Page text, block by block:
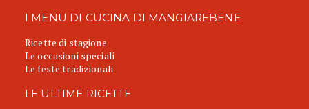
I MENU DI CUCINA DI MANGIAREBENE
Ricette di stagione
Le occasioni speciali
Le feste tradizionali
LE ULTIME RICETTE